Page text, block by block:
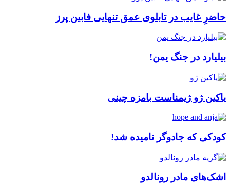
حاضرِ غایب در تابلوی عمق تنهایی فابین پرز
بیلیارد در جنگ یمن!
یاکین ژو ژیمناست بامزه چینی
کودکی که جادوگر نامیده شد!
اشک‌های مادر رونالدو